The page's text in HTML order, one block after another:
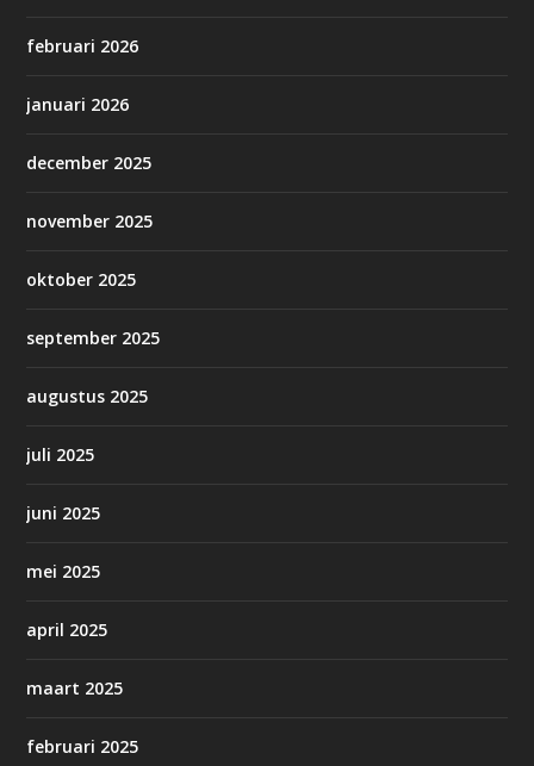
februari 2026
januari 2026
december 2025
november 2025
oktober 2025
september 2025
augustus 2025
juli 2025
juni 2025
mei 2025
april 2025
maart 2025
februari 2025